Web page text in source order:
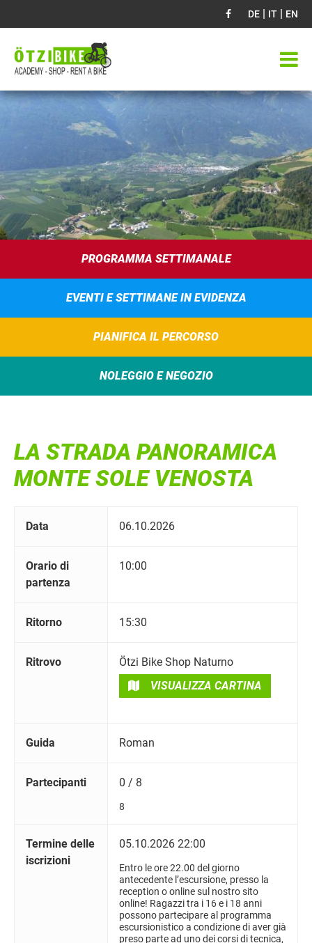
DE | IT | EN
PROGRAMMA SETTIMANALE
EVENTI E SETTIMANE IN EVIDENZA
PIANIFICA IL PERCORSO
NOLEGGIO E NEGOZIO
LA STRADA PANORAMICA
MONTE SOLE VENOSTA
Data 06.10.2026
Orario di
partenza
10:00
Ritorno 15:30
Ritrovo
Ötzi Bike Shop Naturno
VISUALIZZA CARTINA
Guida Roman
Partecipanti 0 / 8
8
Termine delle
iscrizioni
05.10.2026 22:00
Entro le ore 22.00 del giorno
antecedente l’escursione, presso la
reception o online sul nostro sito
online! Ragazzi tra i 16 e i 18 anni
possono partecipare al programma
escursionistico a condizione di aver già
preso parte ad uno dei corsi di tecnica,